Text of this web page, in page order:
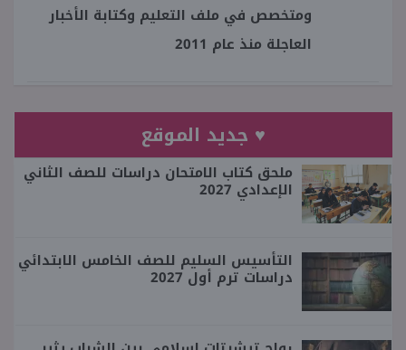
ومتخصص في ملف التعليم وكتابة الأخبار
العاجلة منذ عام 2011
♥ جديد الموقع
ملحق كتاب الامتحان دراسات للصف الثاني
الإعدادي 2027
التأسيس السليم للصف الخامس الابتدائي
دراسات ترم أول 2027